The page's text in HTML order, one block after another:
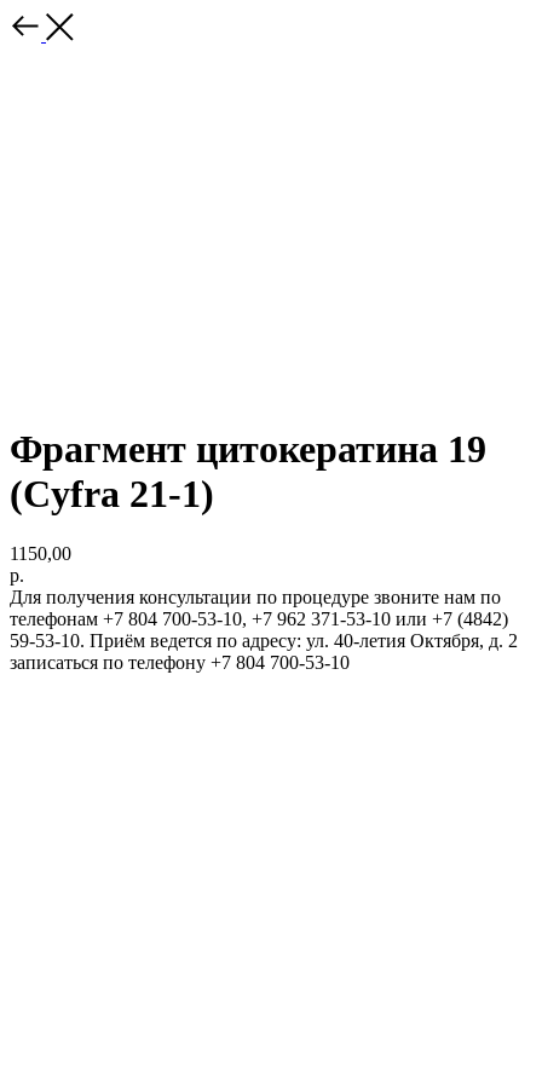
Фрагмент цитокератина 19
(Cyfra 21-1)
1150,00
р.
Для получения консультации по процедуре звоните нам по
телефонам +7 804 700-53-10, +7 962 371-53-10 или +7 (4842)
59-53-10. Приём ведется по адресу: ул. 40-летия Октября, д. 2
записаться по телефону +7 804 700-53-10